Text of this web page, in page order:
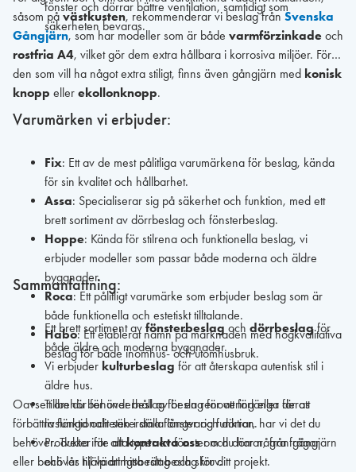
fönster och dörrar bättre ventilation, samtidigt som
säkerheten bevaras.
såsom påvästkusten, rekommenderar vi beslag frånSvenska
Gångjärn, som har modeller som är både varmförzinkade och
rostfria A4, vilket gör dem extra hållbara i korrosiva miljöer. För
den som vill ha något extra stiligt, finns även gångjärn med konisk
knopp eller ekollonknopp.
Varumärken vi erbjuder:
Fix: Ett av de mest pålitliga varumärkena för beslag, kända
för sin kvalitet och hållbarhet.
Assa: Specialiserar sig på säkerhet och funktion, med ett
brett sortiment av dörrbeslag och fönsterbeslag.
Hoppe: Kända för stilrena och funktionella beslag, vi
erbjuder modeller som passar både moderna och äldre
byggnader.
Roca: Ett pålitligt varumärke som erbjuder beslag som är
både funktionella och estetiskt tilltalande.
Habo: Ett etablerat namn på marknaden med högkvalitativa
beslag för både inomhus- och utomhusbruk.
Sammanfattning:
Ett brett sortiment av fönsterbeslag och dörrbeslagför
både äldre och moderna byggnader.
Vi erbjuder kulturbeslag för att återskapa autentisk stil i
äldre hus.
Tillbehör för underhåll av beslag för att förlänga deras
livslängd och säkerställa långvarig funktion.
Produkter för alla typer av fönster och dörrar, från gångjärn
och lås till vädringsbeslag och skruv.
Oavsett om du behöver beslag för en renovering eller för att
förbättra funktionaliteten i dina fönster och dörrar, har vi det du
behöver. Tveka inte attkontakta ossom du har några frågor
eller behöver hjälp att hitta rätt beslag för ditt projekt.